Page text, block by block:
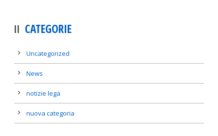
CATEGORIE
Uncategorized
News
notizie lega
nuova categoria